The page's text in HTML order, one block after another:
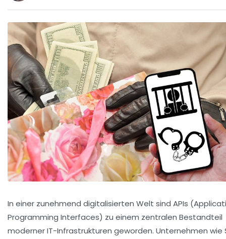
In einer zunehmend digitalisierten Welt sind APIs
Programming Interfaces) zu einem zentralen Bestandteil
moderner IT-Infrastrukturen geworden. Unternehmen wie